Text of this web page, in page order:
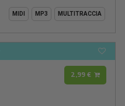
MIDI MP3 MULTITRACCIA
2,99 €